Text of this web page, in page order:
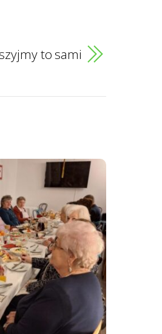
to sami